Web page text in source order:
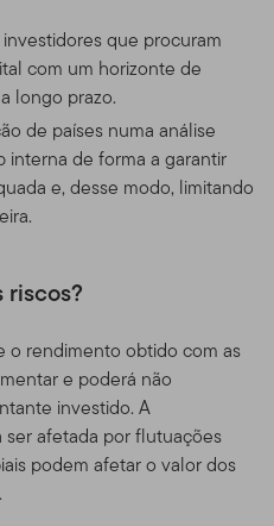
que procuram
com um horizonte de
longo prazo.
de países numa análise
de forma a garantir
e, desse modo, limitando
riscos?
o rendimento obtido com as
e poderá não
investido. A
afetada por flutuações
podem afetar o valor dos